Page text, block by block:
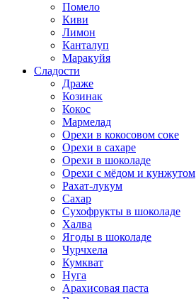
Помело
Киви
Лимон
Канталуп
Маракуйя
Сладости
Драже
Козинак
Кокос
Мармелад
Орехи в кокосовом соке
Орехи в сахаре
Орехи в шоколаде
Орехи с мёдом и кунжутом
Рахат-лукум
Сахар
Сухофрукты в шоколаде
Халва
Ягоды в шоколаде
Чурчхела
Кумкват
Нуга
Арахисовая паста